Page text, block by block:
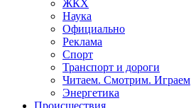
ЖКХ
Наука
Официально
Реклама
Спорт
Транспорт и дороги
Читаем. Смотрим. Играем
Энергетика
Происшествия